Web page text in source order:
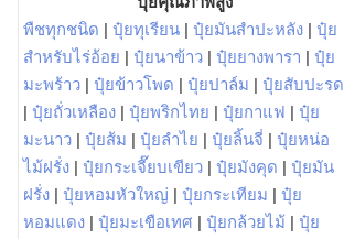
พืชทุกชนิด | ปุ๋ยทุเรียน | ปุ๋ยมันสำปะหลัง | ปุ๋ย
สำหรับไร่อ้อย | ปุ๋ยนาข้าว | ปุ๋ยยางพารา | ปุ๋ย
มะพร้าว | ปุ๋ยข้าวโพด | ปุ๋ยปาล์ม | ปุ๋ยสับปะรด
| ปุ๋ยถั่วเหลือง | ปุ๋ยพริกไทย | ปุ๋ยกาแฟ | ปุ๋ย
มะนาว | ปุ๋ยส้ม | ปุ๋ยลำไย | ปุ๋ยลิ้นจี่ | ปุ๋ยหน่อ
ไม้ฝรั่ง | ปุ๋ยกระเจี๊ยบเขียว | ปุ๋ยมังคุด | ปุ๋ยมัน
ฝรั่ง | ปุ๋ยหอมหัวใหญ่ | ปุ๋ยกระเทียม | ปุ๋ย
หอมแดง | ปุ๋ยมะเขือเทศ | ปุ๋ยกล้วยไม้ | ปุ๋ย